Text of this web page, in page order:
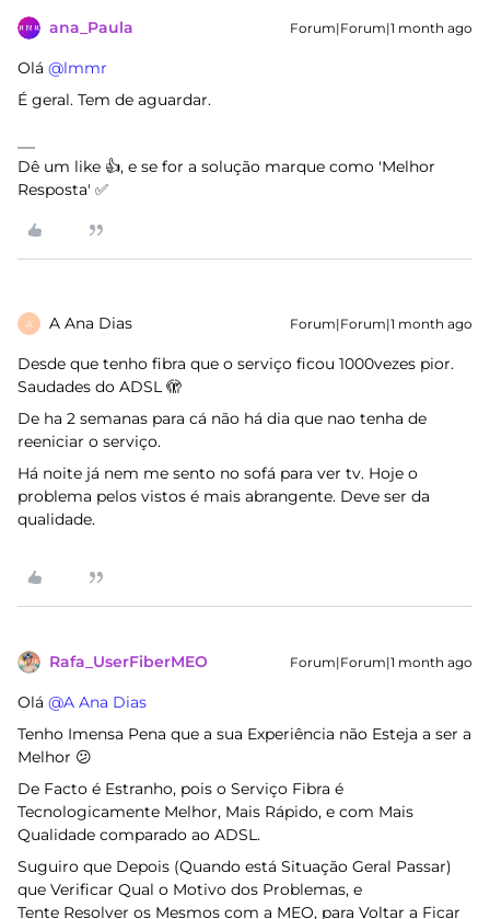
ana_Paula Forum|Forum|1 month ago
Olá ​ @lmmr
É geral. Tem de aguardar.
Dê um like 👍, e se for a solução marque como 'Melhor
Resposta' ✅
A A Ana Dias Forum|Forum|1 month ago
Desde que tenho fibra que o serviço ficou 1000vezes pior.
Saudades do ADSL 🫣
De ha 2 semanas para cá não há dia que nao tenha de
reeniciar o serviço.
Há noite já nem me sento no sofá para ver tv. Hoje o
problema pelos vistos é mais abrangente. Deve ser da
qualidade.
Rafa_UserFiberMEO Forum|Forum|1 month ago
Olá ​ @A Ana Dias
Tenho Imensa Pena que a sua Experiência não Esteja a ser a
Melhor 😕
De Facto é Estranho, pois o Serviço Fibra é
Tecnologicamente Melhor, Mais Rápido, e com Mais
Qualidade comparado ao ADSL.
Suguiro que Depois (Quando está Situação Geral Passar)
que Verificar Qual o Motivo dos Problemas, e
Tente Resolver os Mesmos com a MEO, para Voltar a Ficar